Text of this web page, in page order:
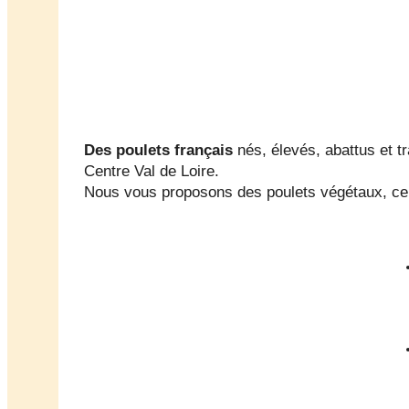
Des pouletsfrançais nés, élevés, abattus et
Centre Val de Loire.
Nous vous proposons des poulets végétaux,